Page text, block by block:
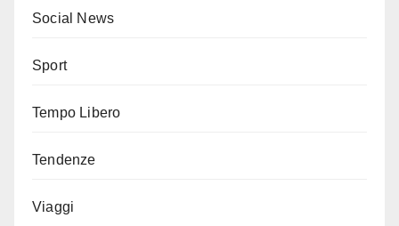
Social News
Sport
Tempo Libero
Tendenze
Viaggi